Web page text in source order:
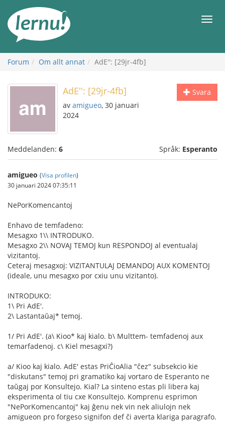
sidans
innehåll
Meny
Forum Om allt annat AdE'': [29jr-4fb]
Svara
AdE'': [29jr-4fb]
av amigueo, 30 januari
2024
Meddelanden: 6 Språk: Esperanto
amigueo (Visa profilen)
30 januari 2024 07:35:11
NePorKomencantoj
Enhavo de temfadeno:
Mesagxo 1\\ INTRODUKO.
Mesagxo 2\\ NOVAJ TEMOJ kun RESPONDOJ al eventualaj
vizitantoj.
Ceteraj mesagxoj: VIZITANTULAJ DEMANDOJ AUX KOMENTOJ
(ideale, unu mesagxo por cxiu unu vizitanto).
INTRODUKO:
1\ Pri AdE'.
2\ Lastantaŭaj* temoj.
1/ Pri AdE'. (a\ Kioo* kaj kialo. b\ Multtem- temfadenoj aux
temarfadenoj. c\ Kiel mesagxi?)
a/ Kioo kaj kialo. AdE' estas PriĈioAlia "ĉez" subsekcio kie
"diskutans" temoj pri gramatiko kaj vortaro de Esperanto ne
taŭgaj por Konsultejo. Kial? La sinteno estas pli libera kaj
eksperimenta ol tiu cxe Konsultejo. Komprenu esprimon
"NePorKomencantoj" kaj ĝenu nek vin nek aliulojn nek
amigueon pro forgeso signifon def ĉi averta klariga paragrafo.